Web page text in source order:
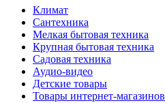
Климат
Сантехника
Мелкая бытовая техника
Крупная бытовая техника
Садовая техника
Аудио-видео
Детские товары
Товары интернет-магазинов